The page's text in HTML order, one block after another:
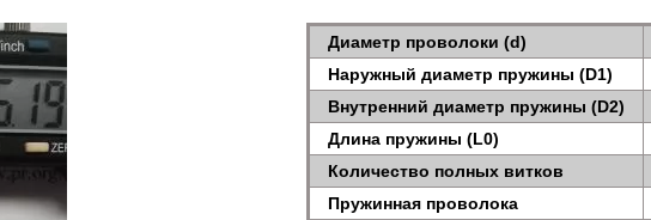
Диаметр проволоки (d)
Наружный диаметр пружины (D1)
Внутренний диаметр пружины (D2)
Длина пружины (L0)
Количество полных витков
Пружинная проволока